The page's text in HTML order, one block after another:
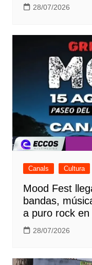
28/07/2026
Canals Cultura
Mood Fest
bandas,
a puro rock en
28/07/2026